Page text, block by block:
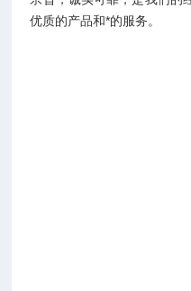
优质的产品和*的服务。